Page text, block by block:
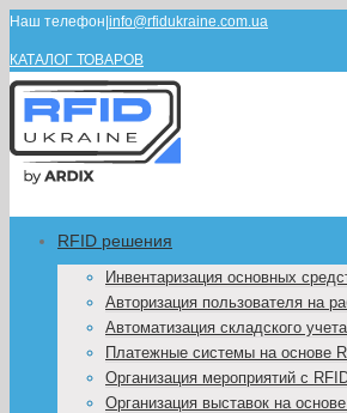
Наш телефон info@rfidukraine.com.ua
КАТАЛОГ ТОВАРОВ
RFID решения
Инвентаризация основных
Авторизация пользователя на
Автоматизация складского
Платежные системы на основе
Организация мероприятий с
Организация выставок на